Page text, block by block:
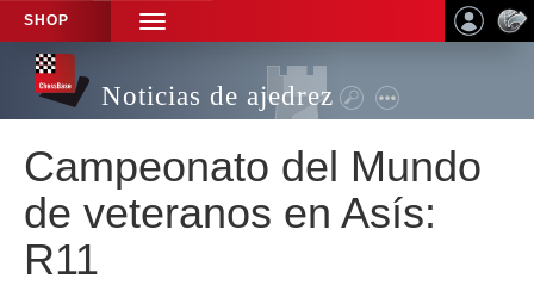
SHOP
TOGGLE
NAVIGATION
Noticias de ajedrez
Campeonato del Mundo
de veteranos en Asís:
R11